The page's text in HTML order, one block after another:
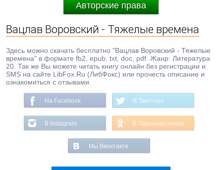
Авторские права
Вацлав Воровский - Тяжелые времена
Здесь можно скачать бесплатно "Вацлав Воровский - Тяжелые
времена" в формате fb2, epub, txt, doc, pdf. Жанр: Литература
20. Так же Вы можете читать книгу онлайн без регистрации и
SMS на сайте LibFox.Ru (ЛибФокс) или прочесть описание и
ознакомиться с отзывами.
На Facebook В Твиттере
В Instagram В Одноклассниках
Мы Вконтакте